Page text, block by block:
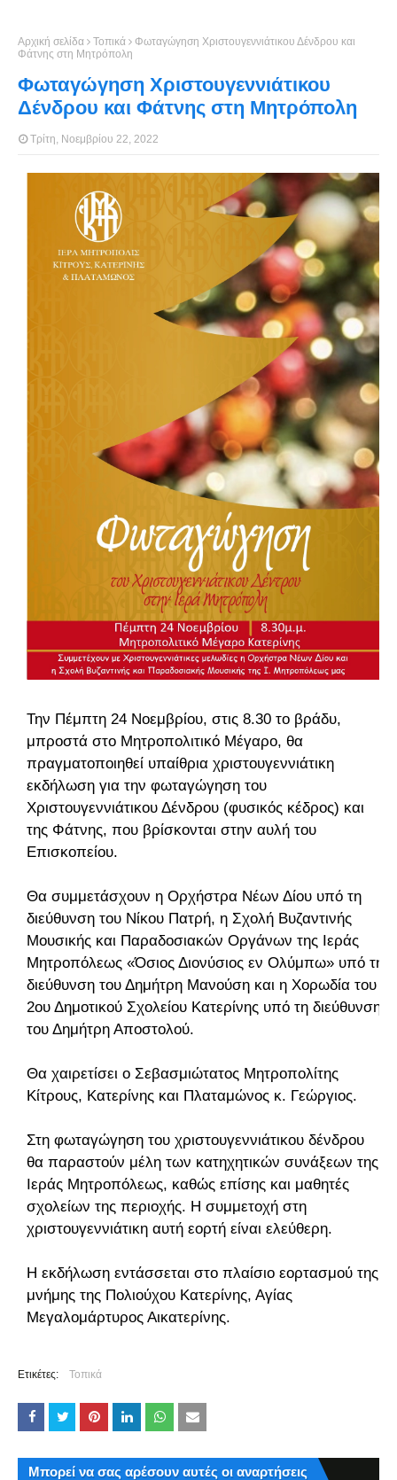
Αρχική σελίδα Τοπικά
Φωταγώγηση Χριστουγεννιάτικου Δένδρου και
Φάτνης στη Μητρόπολη
Φωταγώγηση Χριστουγεννιάτικου
Δένδρου και Φάτνης στη Μητρόπολη
Τρίτη, Νοεμβρίου 22, 2022
Την Πέμπτη 24 Νοεμβρίου, στις 8.30 το βράδυ,
μπροστά στο Μητροπολιτικό Μέγαρο, θα
πραγματοποιηθεί υπαίθρια χριστουγεννιάτικη
εκδήλωση για την φωταγώγηση του
Χριστουγεννιάτικου Δένδρου (φυσικός κέδρος) και
της Φάτνης, που βρίσκονται στην αυλή του
Επισκοπείου.
Θα συμμετάσχουν η Ορχήστρα Νέων Δίου υπό τη
διεύθυνση του Νίκου Πατρή, η Σχολή Βυζαντινής
Μουσικής και Παραδοσιακών Οργάνων της Ιεράς
Μητροπόλεως «Όσιος Διονύσιος εν Ολύμπω» υπό τη
διεύθυνση του Δημήτρη Μανούση και η Χορωδία του
2ου Δημοτικού Σχολείου Κατερίνης υπό τη διεύθυνση
του Δημήτρη Αποστολού.
Θα χαιρετίσει ο Σεβασμιώτατος Μητροπολίτης
Κίτρους, Κατερίνης και Πλαταμώνος κ. Γεώργιος.
Στη φωταγώγηση του χριστουγεννιάτικου δένδρου
θα παραστούν μέλη των κατηχητικών συνάξεων της
Ιεράς Μητροπόλεως, καθώς επίσης και μαθητές
σχολείων της περιοχής. Η συμμετοχή στη
χριστουγεννιάτικη αυτή εορτή είναι ελεύθερη.
Η εκδήλωση εντάσσεται στο πλαίσιο εορτασμού της
μνήμης της Πολιούχου Κατερίνης, Αγίας
Μεγαλομάρτυρος Αικατερίνης.
Ετικέτες: Τοπικά
Μπορεί να σας αρέσουν αυτές οι αναρτήσεις